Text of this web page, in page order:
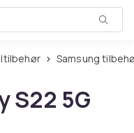
Samsung
S22 5G